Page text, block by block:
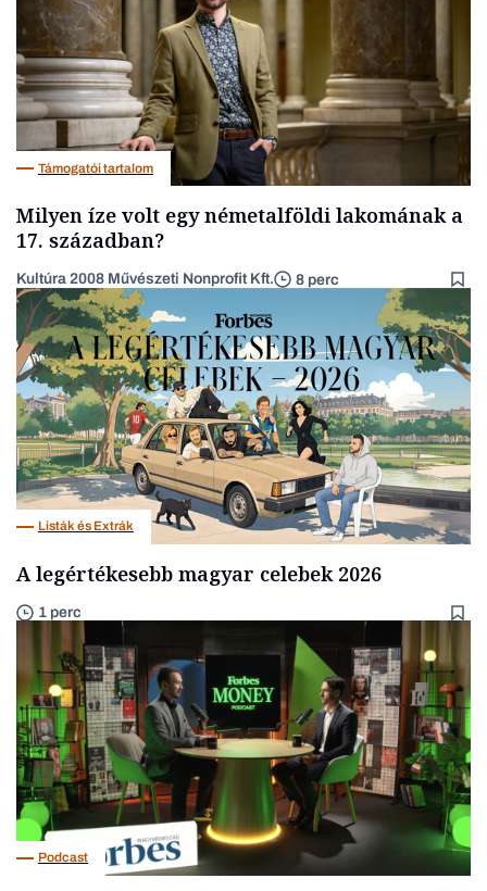
Támogatói tartalom
Milyen íze volt egy németalföldi lakomának a
17. században?
Kultúra 2008 Művészeti Nonprofit Kft. 8 perc
Listák és Extrák
A legértékesebb magyar celebek 2026
1 perc
Podcast